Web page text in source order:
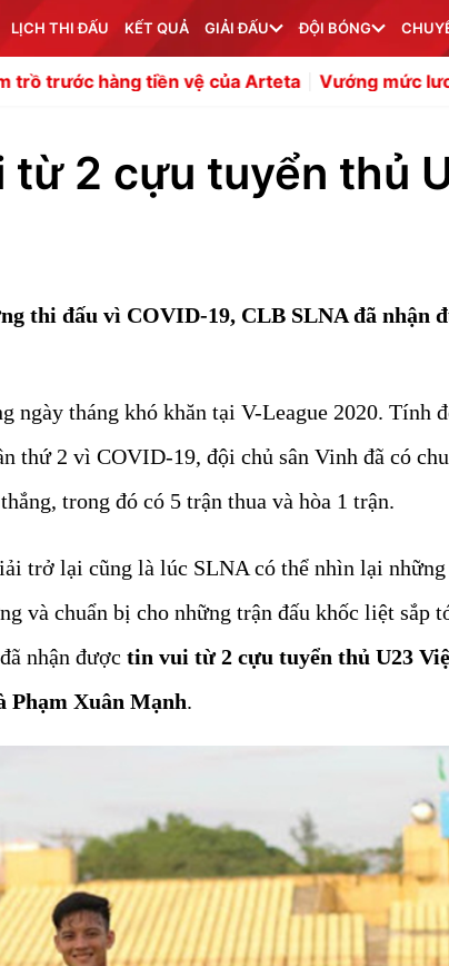
LỊCH THI ĐẤU KẾT QUẢ GIẢI ĐẤU ĐỘI BÓNG
vệ của Arteta Vướng mức lương 325 ngàn
từ 2 cựu tuyển thủ
thi đấu vì COVID-19, CLB SLNA đã nhận
ngày tháng khó khăn tại V-League 2020. Tính
thứ 2 vì COVID-19, đội chủ sân Vinh đã có
trong đó có 5 trận thua và hòa 1 trận.
trở lại cũng là lúc SLNA có thể nhìn lại những
và chuẩn bị cho những trận đấu khốc liệt sắp
nhận được tin vui từ 2 cựu tuyển thủ U23
Phạm Xuân Mạnh.